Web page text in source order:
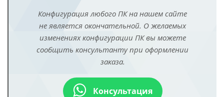
Конфигурация любого ПК на нашем сайте
не является окончательной. О желаемых
изменениях конфигурации ПК вы можете
сообщить консультанту при оформлении
заказа.
Консультация